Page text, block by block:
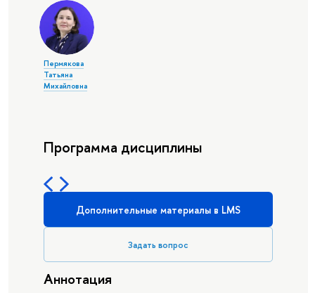
Пермякова
Татьяна
Михайловна
Программа дисциплины
Дополнительные материалы в LMS
Задать вопрос
Аннотация